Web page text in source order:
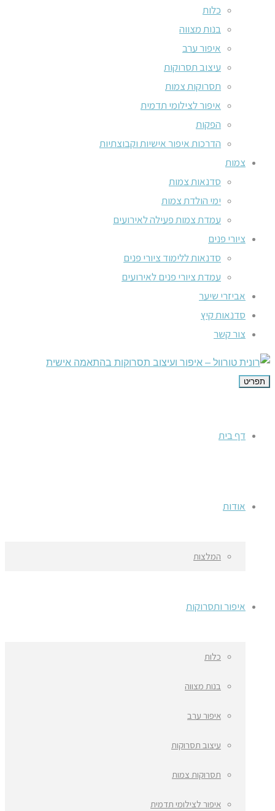
כלות
בנות מצווה
איפור ערב
עיצוב תסרוקות
תסרוקות צמות
איפור לצילומי תדמית
הפקות
הדרכות איפור אישיות וקבוצתיות
צמות
סדנאות צמות
ימי הולדת צמות
עמדת צמות פעילה לאירועים
ציורי פנים
סדנאות ללימוד ציורי פנים
עמדת ציורי פנים לאירועים
אביזרי שיער
סדנאות קיץ
צור קשר
תפריט
דף בית
אודות
המלצות
איפור ותסרוקות
כלות
בנות מצווה
איפור ערב
עיצוב תסרוקות
תסרוקות צמות
איפור לצילומי תדמית